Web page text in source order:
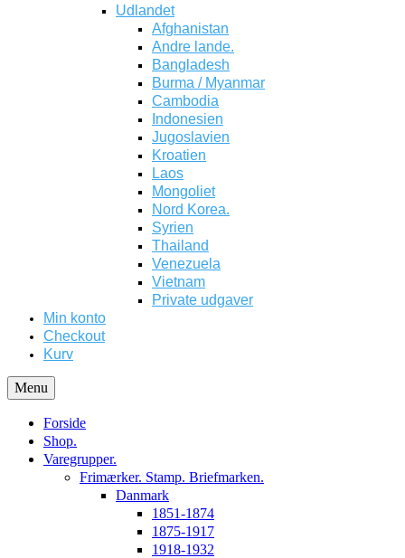
Udlandet
Afghanistan
Andre lande.
Bangladesh
Burma / Myanmar
Cambodia
Indonesien
Jugoslavien
Kroatien
Laos
Mongoliet
Nord Korea.
Syrien
Thailand
Venezuela
Vietnam
Private udgaver
Min konto
Checkout
Kurv
Menu
Forside
Shop.
Varegrupper.
Frimærker. Stamp. Briefmarken.
Danmark
1851-1874
1875-1917
1918-1932